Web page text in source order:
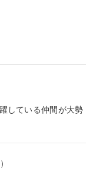
している仲間が大勢